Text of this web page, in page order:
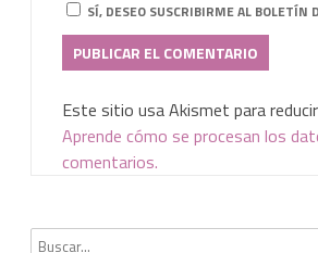
SÍ, DESEO SUSCRIBIRME AL BOLETÍN
Este sitio usa Akismet para
Aprende cómo se procesan los
comentarios.
Buscar